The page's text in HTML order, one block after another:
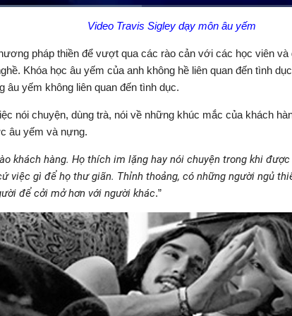
gian
hiện
tại
Duration
2:27
Đã
Video Travis Sigley dạy môn âu yếm
pháp thiền để vượt qua các rào cản với các học viên
Khóa học âu yếm của anh không hề liên quan đến tình
âu yếm không liên quan đến tình dục.
nói chuyện, dùng trà, nói về những khúc mắc của khách
âu yếm và nựng.
khách hàng. Họ thích im lặng hay nói chuyện trong khi
việc gì để họ thư giãn. Thỉnh thoảng, có những người ngủ
để cởi mở hơn với người khác.”